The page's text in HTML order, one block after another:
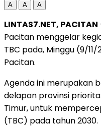
A A A
LINTAS7.NET, PACITAN
Pacitan menggelar
TBC pada, Minggu (9/
Pacitan.
Agenda ini merupakan
delapan provinsi
Timur, untuk
(TBC) pada tahun 2030.